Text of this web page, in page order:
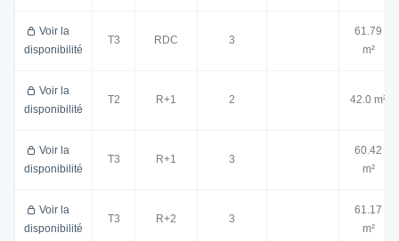
Voir la
disponibilité
T3 RDC 3
61.79
m²
Voir la
disponibilité
T2 R+1 2 42.0 m²
Voir la
disponibilité
T3 R+1 3
60.42
m²
Voir la
disponibilité
T3 R+2 3
61.17
m²